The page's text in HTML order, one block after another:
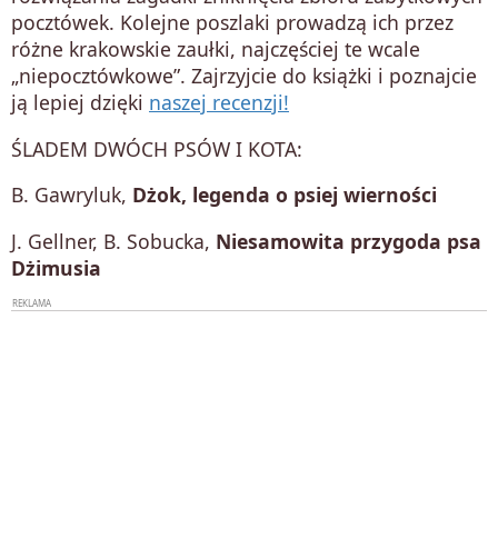
pocztówek. Kolejne poszlaki prowadzą ich przez
różne krakowskie zaułki, najczęściej te wcale
„niepocztówkowe”. Zajrzyjcie do książki i poznajcie
ją lepiej dzięki naszej recenzji!
ŚLADEM DWÓCH PSÓW I KOTA:
B. Gawryluk, Dżok, legenda o psiej wierności
J. Gellner, B. Sobucka, Niesamowita przygoda psa
Dżimusia